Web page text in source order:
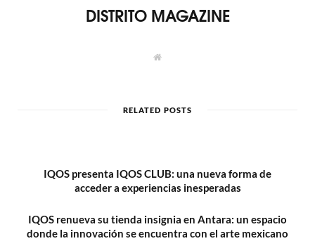
DISTRITO MAGAZINE
W
e
RELATED POSTS
IQOS presenta IQOS CLUB: una nueva forma de
acceder a experiencias inesperadas
IQOS renueva su tienda insignia en Antara: un espacio
donde la innovación se encuentra con el arte mexicano